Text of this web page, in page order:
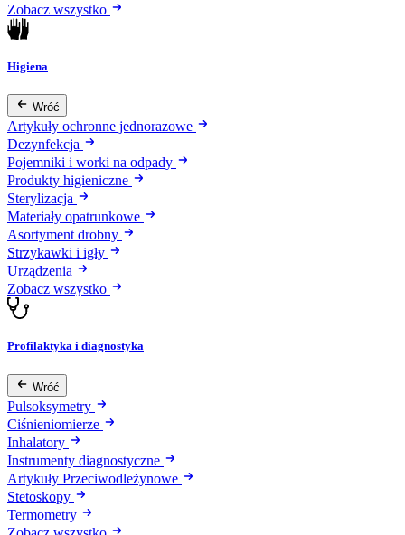
Zobacz wszystko
Higiena
Wróć
Artykuły ochronne jednorazowe
Dezynfekcja
Pojemniki i worki na odpady
Produkty higieniczne
Sterylizacja
Materiały opatrunkowe
Asortyment drobny
Strzykawki i igły
Urządzenia
Zobacz wszystko
Profilaktyka i diagnostyka
Wróć
Pulsoksymetry
Ciśnieniomierze
Inhalatory
Instrumenty diagnostyczne
Artykuły Przeciwodleżynowe
Stetoskopy
Termometry